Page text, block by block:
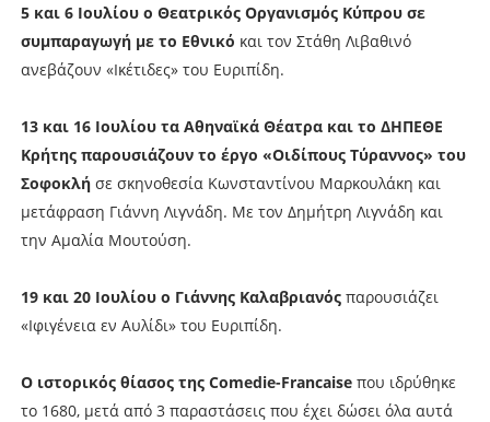
5 και 6 Ιουλίου ο Θεατρικός Οργανισμός Κύπρου σε
συμπαραγωγή με το Εθνικό και τον Στάθη Λιβαθινό
ανεβάζουν «Ικέτιδες» του Ευριπίδη.
13 και 16 Ιουλίου τα Αθηναϊκά Θέατρα και το ΔΗΠΕΘΕ
Κρήτης παρουσιάζουν το έργο «Οιδίπους Τύραννος» του
Σοφοκλή σε σκηνοθεσία Κωνσταντίνου Μαρκουλάκη και
μετάφραση Γιάννη Λιγνάδη. Με τον Δημήτρη Λιγνάδη και
την Αμαλία Μουτούση.
19 και 20 Ιουλίου ο Γιάννης Καλαβριανόςπαρουσιάζει
«Ιφιγένεια εν Αυλίδι» του Ευριπίδη.
Ο ιστορικός θίασος της Comedie-Francaiseπου ιδρύθηκε
το 1680, μετά από 3 παραστάσεις που έχει δώσει όλα αυτά